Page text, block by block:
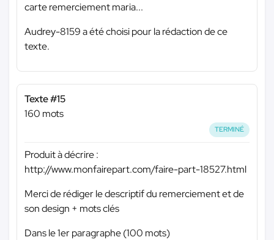
carte remerciement maria...
Audrey-8159 a été choisi pour la rédaction de ce
texte.
Texte #15
160 mots
TERMINÉ
Produit à décrire :
http://www.monfairepart.com/faire-part-18527.html
Merci de rédiger le descriptif du remerciement et de
son design + mots clés
Dans le 1er paragraphe (100 mots)